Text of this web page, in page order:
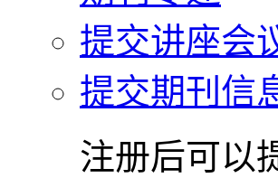
提交讲座会
提交期刊信
注册后可以